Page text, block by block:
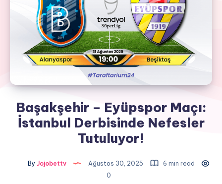
Başakşehir – Eyüpspor Maçı:
İstanbul Derbisinde Nefesler
Tutuluyor!
By Jojobettv Ağustos 30, 2025
6 min read
0